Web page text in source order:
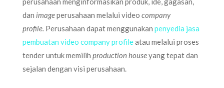
dan imageperusahaan melalui video company
profile. Perusahaan dapat menggunakan penyedia jasa
pembuatan video company profileatau melalui proses
tender untuk memilih production houseyang tepat dan
sejalan dengan visi perusahaan.